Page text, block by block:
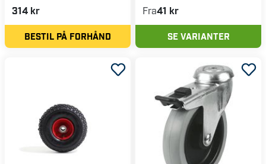
314 kr
BESTIL PÅ FORHÅND
Fra41 kr
SE VARIANTER